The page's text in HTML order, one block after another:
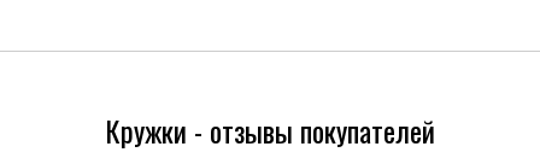
Кружки - отзывы покупателей